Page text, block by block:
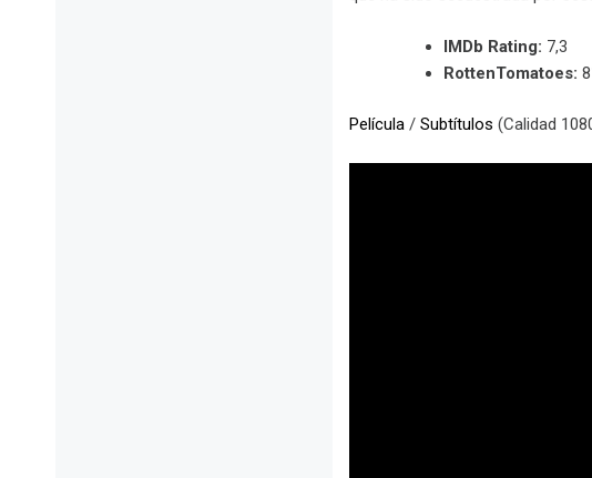
IMDb Rating: 7,3
RottenTomatoes:
Película / Subtítulos (Calidad